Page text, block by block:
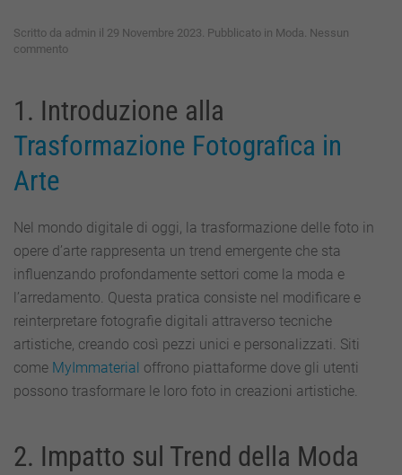
Scritto da admin il 29 Novembre 2023 . Pubblicato in Moda Nessun
commentosu
Un
Orizzonte
e
1. Introduzione alla
Trasformazione Fotografica in
Arte
Nel mondo digitale di oggi, la trasformazione delle foto in
opere d’arte rappresenta un trend emergente che sta
influenzando profondamente settori come la moda e
l’arredamento. Questa pratica consiste nel modificare e
reinterpretare fotografie digitali attraverso tecniche
artistiche, creando così pezzi unici e personalizzati. Siti
come MyImmaterial offrono piattaforme dove gli utenti
possono trasformare le loro foto in creazioni artistiche.
2. Impatto sul Trend della Moda